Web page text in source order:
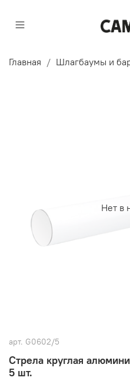
Главная Шлагбаумы и
Нет в
арт. G0602/5
Стрела круглая
5 шт.